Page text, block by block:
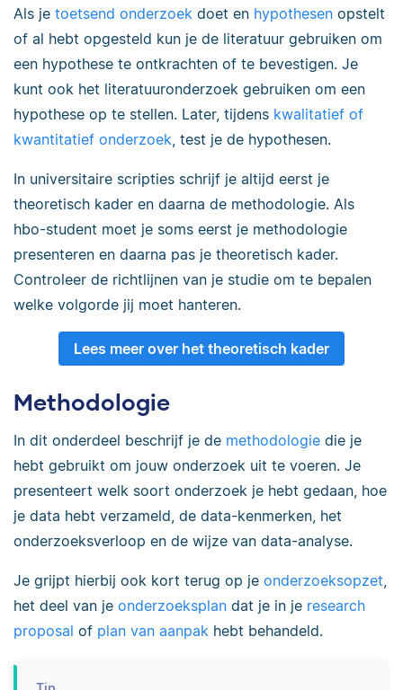
Als je toetsend onderzoek doet en hypothesen opstelt
of al hebt opgesteld kun je de literatuur gebruiken om
een hypothese te ontkrachten of te bevestigen. Je
kunt ook het literatuuronderzoek gebruiken om een
hypothese op te stellen. Later, tijdens kwalitatief of
kwantitatief onderzoek , test je de hypothesen.
In universitaire scripties schrijf je altijd eerst je
theoretisch kader en daarna de methodologie. Als
hbo-student moet je soms eerst je methodologie
presenteren en daarna pas je theoretisch kader.
Controleer de richtlijnen van je studie om te bepalen
welke volgorde jij moet hanteren.
Lees meer over het theoretisch kader
Methodologie
In dit onderdeel beschrijf je de methodologie die je
hebt gebruikt om jouw onderzoek uit te voeren. Je
presenteert welk soort onderzoek je hebt gedaan, hoe
je data hebt verzameld, de data-kenmerken, het
onderzoeksverloop en de wijze van data-analyse.
Je grijpt hierbij ook kort terug op je onderzoeksopzet,
het deel van je onderzoeksplan dat je in je research
proposal of plan van aanpak hebt behandeld.